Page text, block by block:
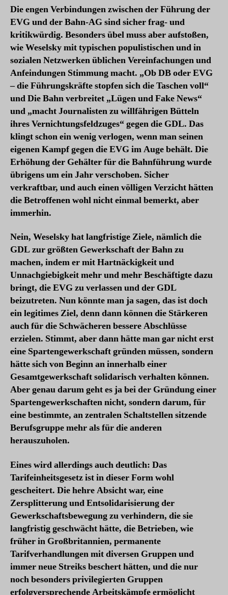
Die engen Verbindungen zwischen der Führung der
EVG und der Bahn-AG sind sicher frag- und
kritikwürdig. Besonders übel muss aber aufstoßen,
wie Weselsky mit typischen populistischen und in
sozialen Netzwerken üblichen Vereinfachungen und
Anfeindungen Stimmung macht. „Ob DB oder EVG
– die Führungskräfte stopfen sich die Taschen voll“
und Die Bahn verbreitet „Lügen und Fake News“
und „macht Journalisten zu willfährigen Bütteln
ihres Vernichtungsfeldzuges“ gegen die GDL. Das
klingt schon ein wenig verlogen, wenn man seinen
eigenen Kampf gegen die EVG im Auge behält. Die
Erhöhung der Gehälter für die Bahnführung wurde
übrigens um ein Jahr verschoben. Sicher
verkraftbar, und auch einen völligen Verzicht hätten
die Betroffenen wohl nicht einmal bemerkt, aber
immerhin.
Nein, Weselsky hat langfristige Ziele, nämlich die
GDL zur größten Gewerkschaft der Bahn zu
machen, indem er mit Hartnäckigkeit und
Unnachgiebigkeit mehr und mehr Beschäftigte dazu
bringt, die EVG zu verlassen und der GDL
beizutreten. Nun könnte man ja sagen, das ist doch
ein legitimes Ziel, denn dann können die Stärkeren
auch für die Schwächeren bessere Abschlüsse
erzielen. Stimmt, aber dann hätte man gar nicht erst
eine Spartengewerkschaft gründen müssen, sondern
hätte sich von Beginn an innerhalb einer
Gesamtgewerkschaft solidarisch verhalten können.
Aber genau darum geht es ja bei der Gründung einer
Spartengewerkschaften nicht, sondern darum, für
eine bestimmte, an zentralen Schaltstellen sitzende
Berufsgruppe mehr als für die anderen
herauszuholen.
Eines wird allerdings auch deutlich: Das
Tarifeinheitsgesetz ist in dieser Form wohl
gescheitert. Die hehre Absicht war, eine
Zersplitterung und Entsolidarisierung der
Gewerkschaftsbewegung zu verhindern, die sie
langfristig geschwächt hätte, die Betrieben, wie
früher in Großbritannien, permanente
Tarifverhandlungen mit diversen Gruppen und
immer neue Streiks beschert hätten, und die nur
noch besonders privilegierten Gruppen
erfolgversprechende Arbeitskämpfe ermöglicht